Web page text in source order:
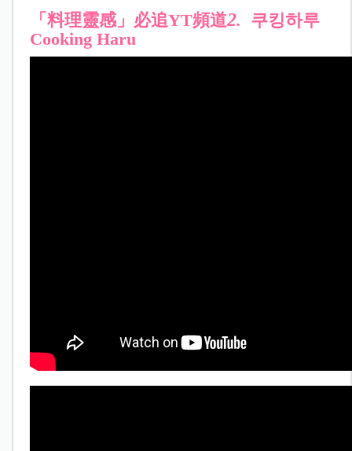
「料理靈感」必追YT頻道2. 쿠킹하루
Cooking Haru